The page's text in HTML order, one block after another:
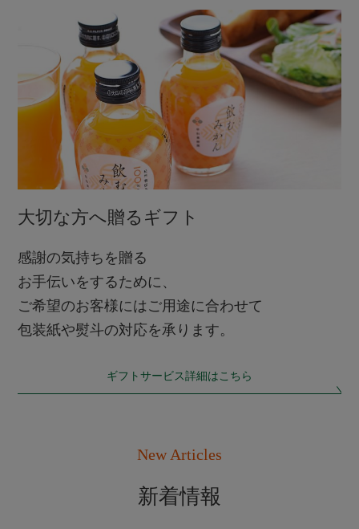
大切な方へ贈るギフト
感謝の気持ちを贈る
お手伝いをするために、
ご希望のお客様にはご用途に合わせて
包装紙や熨斗の対応を承ります。
ギフトサービス詳細はこちら